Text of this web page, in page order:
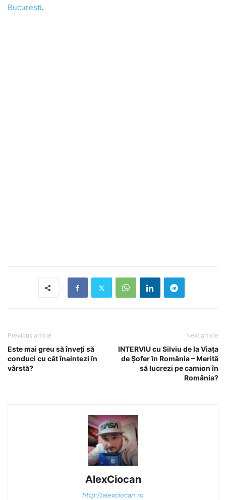
Bucuresti.
Previous article
Este mai greu să înveți să
conduci cu cât înaintezi în
vârstă?
Next article
INTERVIU cu Silviu de la Viața
de Șofer în România – Merită
să lucrezi pe camion în
România?
AlexCiocan
http://alexciocan.ro